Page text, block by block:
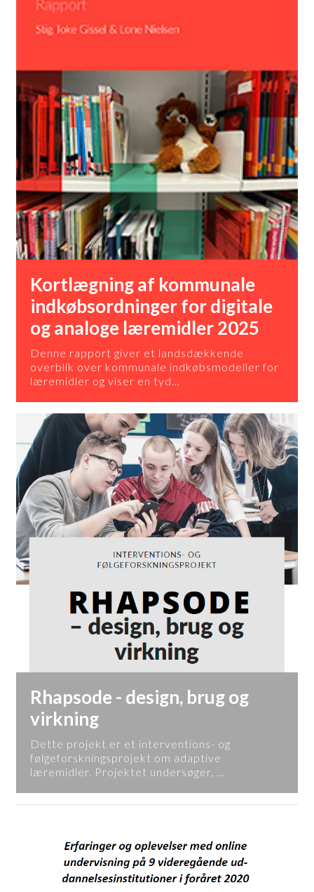
Kortlægning af kommunale
indkøbsordninger for digitale
og analoge læremidler 2025
Denne rapport giver et landsdækkende
overblik over kommunale indkøbsmodeller for
læremidler og viser en tyd…
Rhapsode - design, brug og
virkning
Dette projekt er et interventions- og
følgeforskningsprojekt om adaptive
læremidler. Projektet undersøger, …